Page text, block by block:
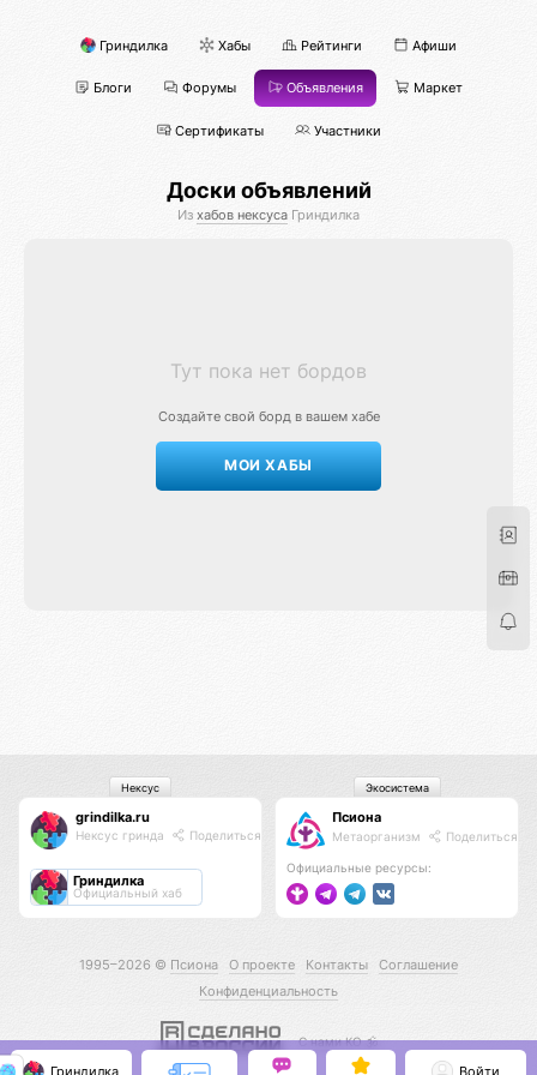
Гриндилка Хабы Рейтинги Афиши
Блоги Форумы Объявления Маркет
Сертификаты Участники
Доски объявлений
Из хабов нексуса Гриндилка
Тут пока нет бордов
Создайте свой борд в вашем хабе
МОИ ХАБЫ
grindilka.ru
Нексус гринда Поделиться
Гриндилка
Официальный хаб
Нексус
Псиона
Метаорганизм Поделиться
Официальные ресурсы:
Экосистема
1995–2026 © Псиона О проекте Контакты
Соглашение
Конфиденциальность
С нами КО 🕉️
Гриндилка Войти